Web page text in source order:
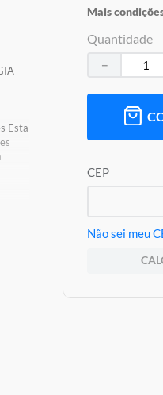
Esta
Mais
Quantidade
－
CEP
Não sei meu